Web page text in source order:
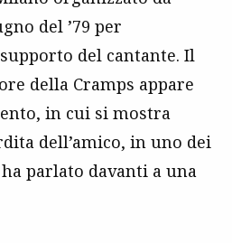
del ’79 per
del cantante. Il
della Cramps appare
in cui si mostra
dell’amico, in uno dei
parlato davanti a una